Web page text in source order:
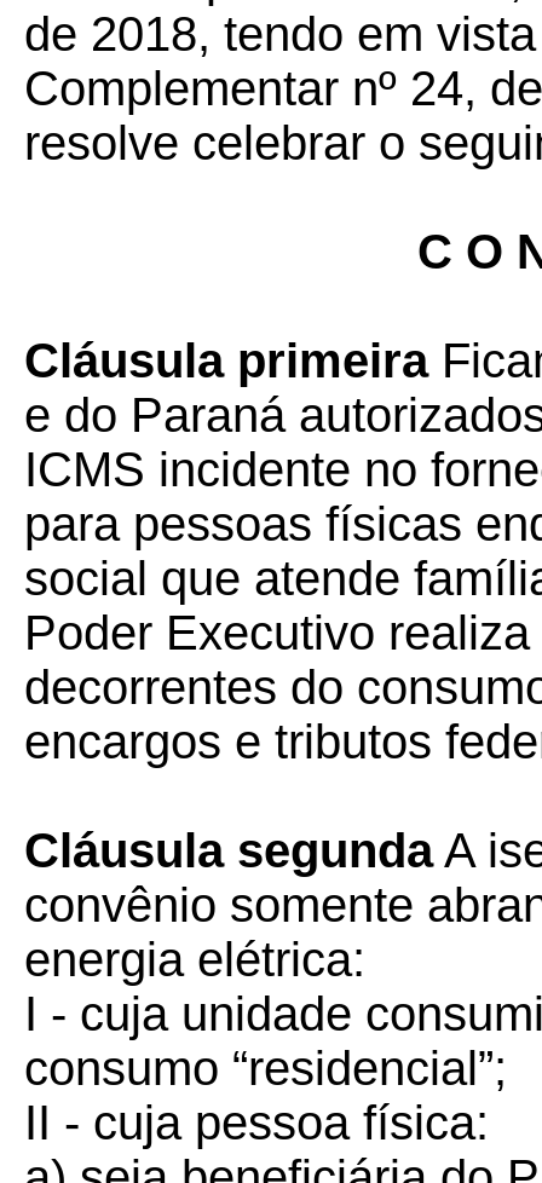
de 2018, tendo em
Complementar nº 24,
resolve celebrar o
C O
Cláusula primeira
e do Paraná
ICMS incidente no
para pessoas físicas
social que atende
Poder Executivo
decorrentes do
encargos e tributos
Cláusula segundaA
convênio somente
energia elétrica:
I - cuja unidade
consumo “residencial”;
II - cuja pessoa física: